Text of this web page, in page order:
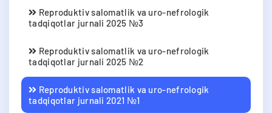
Reproduktiv salomatlik va uro-nefrologik
tadqiqotlar jurnali 2025 №3
Reproduktiv salomatlik va uro-nefrologik
tadqiqotlar jurnali 2025 №2
Reproduktiv salomatlik va uro-nefrologik
tadqiqotlar jurnali 2021 №1